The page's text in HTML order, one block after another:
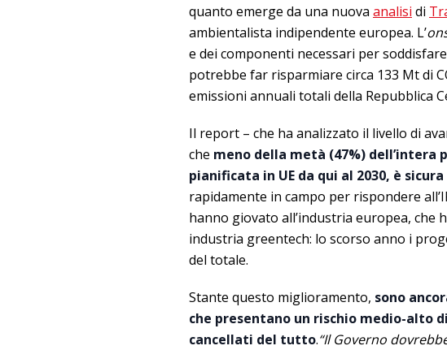
quanto emerge da una nuova analisi di
ambientalista indipendente europea. L’
e dei componenti necessari per
potrebbe far risparmiare circa 133 Mt di
emissioni annuali totali della Repubblica
Il report – che ha analizzato il livello di
che meno della metà (47%)
pianificata in UE da qui al 2030, è
rapidamente in campo per rispondere
hanno giovato all’industria europea, che
industria greentech: lo scorso anno i
del totale.
Stante questo miglioramento, sono
che presentano un rischio medio-alto
cancellati del tutto.“Il Governo